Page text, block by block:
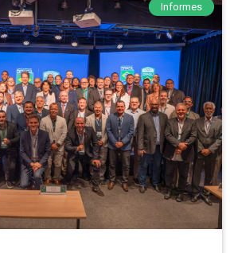
Informes